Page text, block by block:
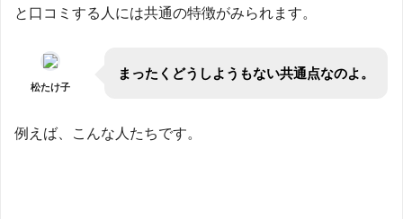
と口コミする人には共通の特徴がみられます。
松たけ子
まったくどうしようもない共通点なのよ。
例えば、こんな人たちです。